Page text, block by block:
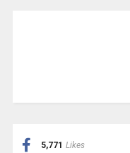
5,771 Likes